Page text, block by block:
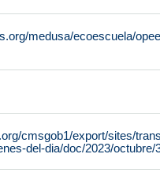
medusa/ecoescuela/
cmsgob1/export/sites/
del-dia/doc/2023/